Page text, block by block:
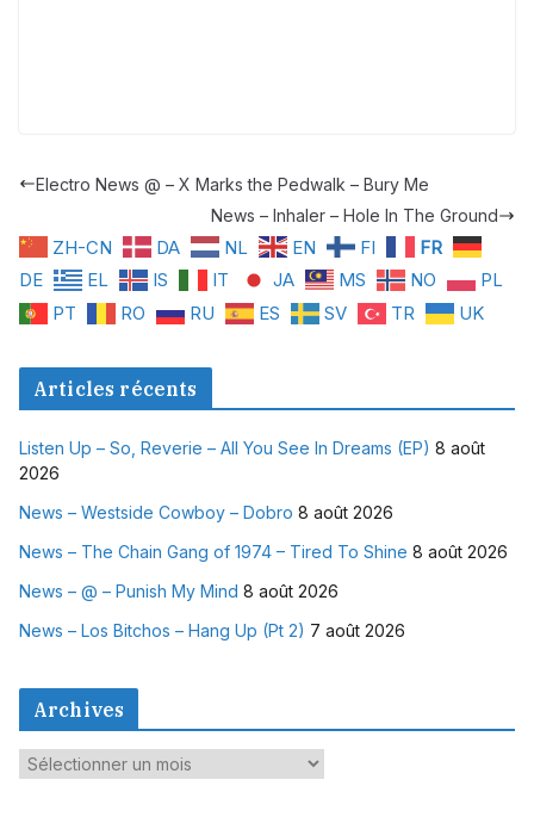
Electro News @ – X Marks the Pedwalk – Bury Me
News – Inhaler – Hole In The Ground
ZH-CN DA NL EN FI
FR
DE
EL IS IT JA MS NO
PL
PT
RO RU ES SV TR UK
Articles récents
Listen Up – So, Reverie – All You See In Dreams (EP) 8 août
2026
News – Westside Cowboy – Dobro 8 août 2026
News – The Chain Gang of 1974 – Tired To Shine 8 août 2026
News – @ – Punish My Mind 8 août 2026
News – Los Bitchos – Hang Up (Pt 2) 7 août 2026
Archives
A